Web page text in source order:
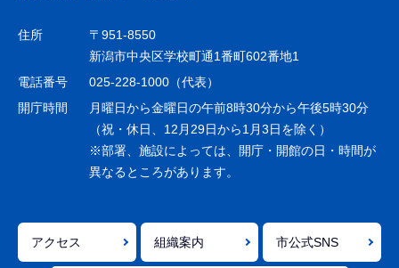
ゲ
シ
ョ
で
住所
〒951-8550
新潟市中央区学校町通1番町602番地1
電話番号
025-228-1000（代表）
開庁時間
月曜日から金曜日の午前8時30分から午後5時30分
（祝・休日、12月29日から1月3日を除く）
※部署、施設によっては、開庁・開館の日・時間が
異なるところがあります。
アクセス 組織案内 市公式SNS